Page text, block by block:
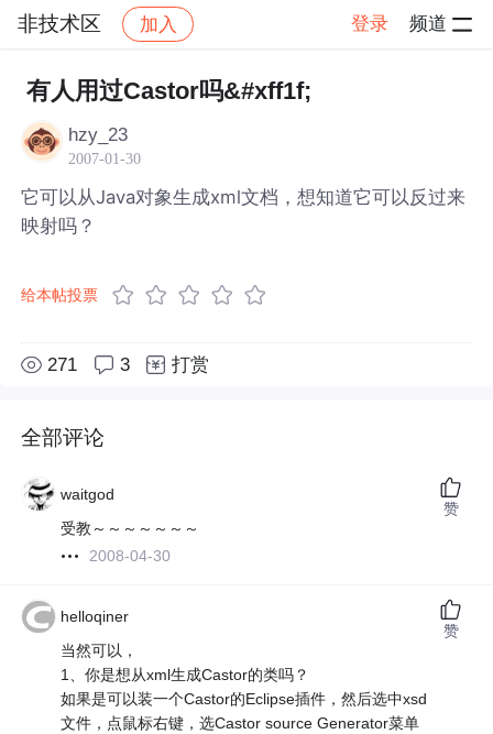
非技术区 加入 登录 频道
社区 非技术区 帖子详情
有人用过Castor吗&#xff1f;
hzy_23
2007-01-30
它可以从Java对象生成xml文档，想知道它可以反过来
映射吗？
给本帖投票
271 3 打赏
全部评论
waitgod
受教～～～～～～～
2008-04-30
赞
helloqiner
当然可以，
1、你是想从xml生成Castor的类吗？
如果是可以装一个Castor的Eclipse插件，然后选中xsd
文件，点鼠标右键，选Castor source Generator菜单
赞